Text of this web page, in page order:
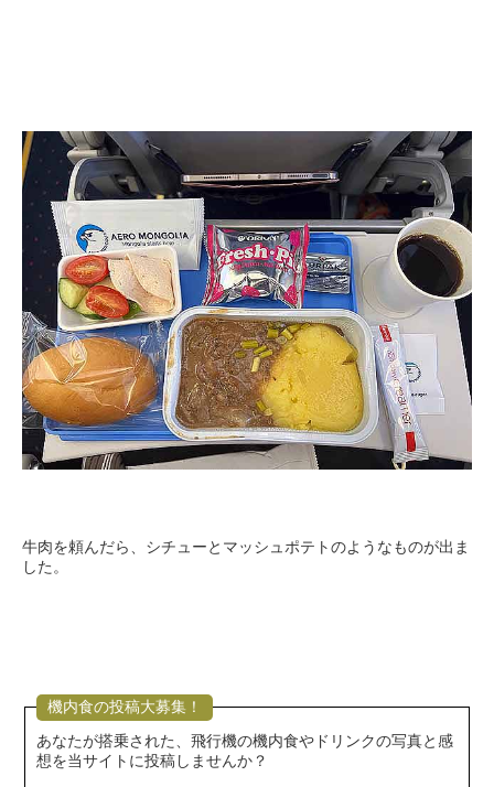
牛肉を頼んだら、シチューとマッシュポテトのようなものが出ま
した。
機内食の投稿大募集！
あなたが搭乗された、飛行機の機内食やドリンクの写真と感
想を当サイトに投稿しませんか？